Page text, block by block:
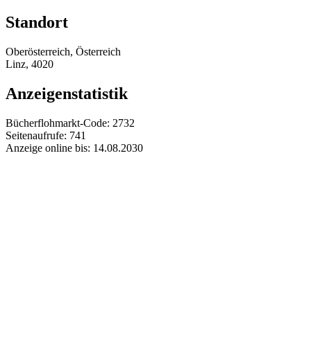
Standort
Oberösterreich, Österreich
Linz, 4020
Anzeigenstatistik
Bücherflohmarkt-Code: 2732
Seitenaufrufe: 741
Anzeige online bis: 14.08.2030